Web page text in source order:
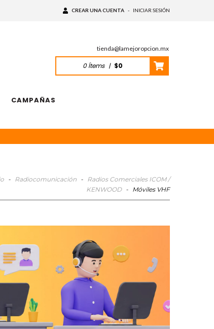
CREAR UNA CUENTA - INICIAR SESIÓN
tienda@lamejoropcion.mx
0Ítems | $0
CAMPAÑAS
- Radiocomunicación - Radios Comerciales ICOM /
KENWOOD - Móviles VHF